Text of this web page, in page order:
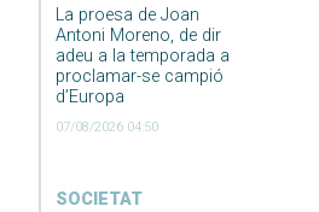
La proesa de Joan
Antoni Moreno, de dir
adeu a la temporada a
proclamar-se campió
d’Europa
07/08/2026 04:50
SOCIETAT